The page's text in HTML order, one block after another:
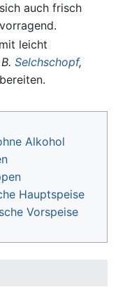
auch frisch
leicht
Selchschopf,
Alkohol
Hauptspeise
Vorspeise